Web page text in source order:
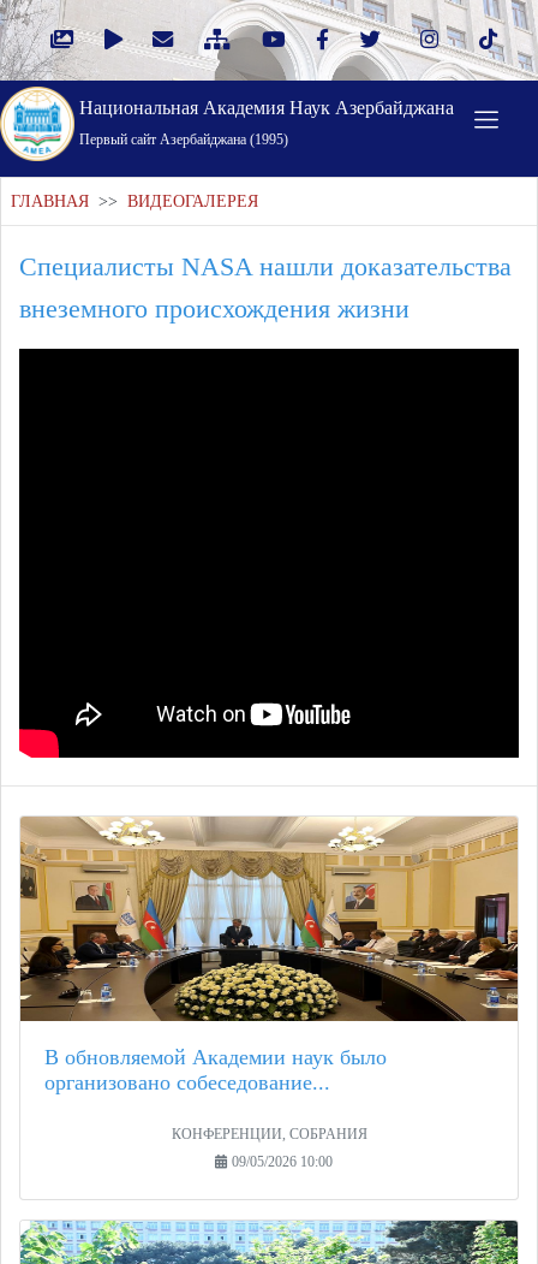
Национальная Академия Наук Азербайджана
Первый cайт Азербайджана (1995)
ГЛАВНАЯ >> ВИДЕОГАЛЕРЕЯ
Специалисты NASA нашли доказательства
внеземного происхождения жизни
В обновляемой Академии наук было
организовано собеседование...
КОНФЕРЕНЦИИ, СОБРАНИЯ
09/05/2026 10:00